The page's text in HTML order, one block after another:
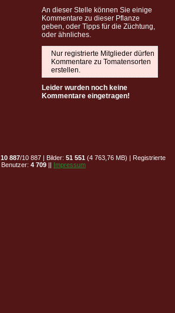
An dieser Stelle können Sie einige
Kommentare zu dieser Pflanze
geben, oder Tipps für die Züchtung,
oder ähnliches.
Nur registrierte Mitglieder dürfen
Kommentare zu Tomatensorten
erstellen.
Leider wurden noch keine
Kommentare eingetragen!
10 887/10 887 | Bilder: 51 551 (4 763,76 MB) | Registrierte
Benutzer: 4 709 || Impressum